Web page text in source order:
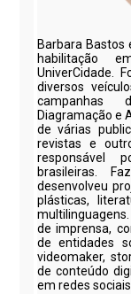
Barbara Bastos
habilitação
UniverCidade.
diversos
campanhas
Diagramação e
de várias
revistas e
responsável
brasileiras.
desenvolveu
plásticas,
de imprensa,
de entidades
videomaker,
de conteúdo
em redes